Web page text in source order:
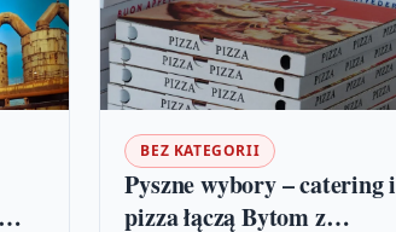
BEZ KATEGORII
Pyszne wybory – catering i
pizza łączą Bytom z